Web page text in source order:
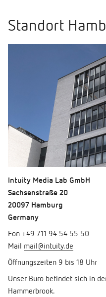
Standort
Intuity Media Lab GmbH
Sachsenstraße 20
20097 Hamburg
Germany
Fon +49 711 94 54 55 50
Mail mail@intuity.de
Öffnungszeiten 9 bis 18 Uhr
Unser Büro befindet sich in
Hammerbrook.